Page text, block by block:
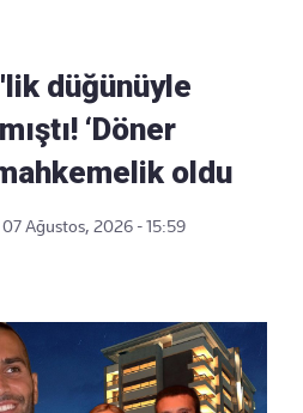
düğünüyle
‘Döner
oldu
07 Ağustos, 2026 - 15:59